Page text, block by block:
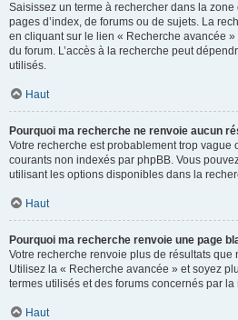
Saisissez un terme à rechercher dans la
pages d’index, de forums ou de sujets. La
en cliquant sur le lien « Recherche avancée
du forum. L’accès à la recherche peut
utilisés.
Haut
Pourquoi ma recherche ne renvoie aucun
Votre recherche est probablement trop vague
courants non indexés par phpBB. Vous
utilisant les options disponibles dans la
Haut
Pourquoi ma recherche renvoie une page
Votre recherche renvoie plus de résultats que
Utilisez la « Recherche avancée » et soyez
termes utilisés et des forums concernés par la
Haut